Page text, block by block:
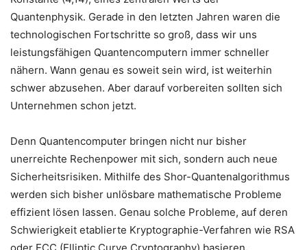
Quantenphysik. Gerade in den letzten Jahren waren die
technologischen Fortschritte so groß, dass wir uns
leistungsfähigen Quantencomputern immer schneller
nähern. Wann genau es soweit sein wird, ist weiterhin
schwer abzusehen. Aber darauf vorbereiten sollten sich
Unternehmen schon jetzt.
Denn Quantencomputer bringen nicht nur bisher
unerreichte Rechenpower mit sich, sondern auch neue
Sicherheitsrisiken. Mithilfe des Shor-Quantenalgorithmus
werden sich bisher unlösbare mathematische Probleme
effizient lösen lassen. Genau solche Probleme, auf deren
Schwierigkeit etablierte Kryptographie-Verfahren wie RSA